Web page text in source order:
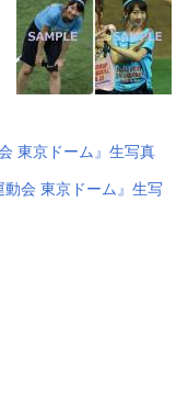
東京ドーム』生写真